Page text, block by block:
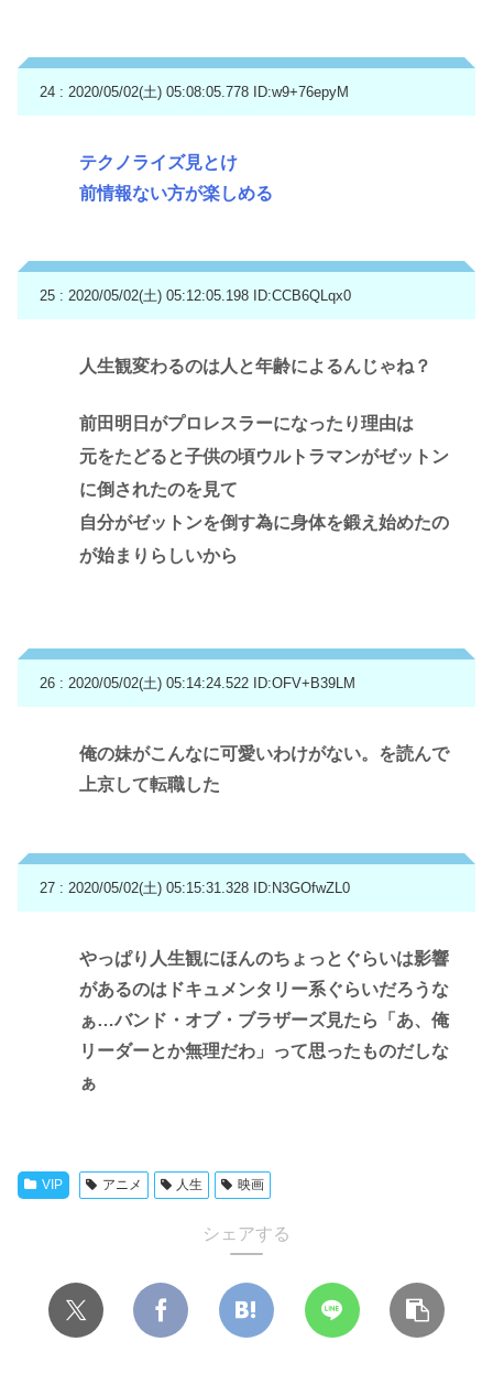
24 : 2020/05/02(土) 05:08:05.778 ID:w9+76epyM
テクノライズ見とけ
前情報ない方が楽しめる
25 : 2020/05/02(土) 05:12:05.198 ID:CCB6QLqx0
人生観変わるのは人と年齢によるんじゃね？
前田明日がプロレスラーになったり理由は
元をたどると子供の頃ウルトラマンがゼットン
に倒されたのを見て
自分がゼットンを倒す為に身体を鍛え始めたの
が始まりらしいから
26 : 2020/05/02(土) 05:14:24.522 ID:OFV+B39LM
俺の妹がこんなに可愛いわけがない。を読んで
上京して転職した
27 : 2020/05/02(土) 05:15:31.328 ID:N3GOfwZL0
やっぱり人生観にほんのちょっとぐらいは影響
があるのはドキュメンタリー系ぐらいだろうな
ぁ…バンド・オブ・ブラザーズ見たら「あ、俺
リーダーとか無理だわ」って思ったものだしな
ぁ
VIP アニメ 人生 映画
シェアする